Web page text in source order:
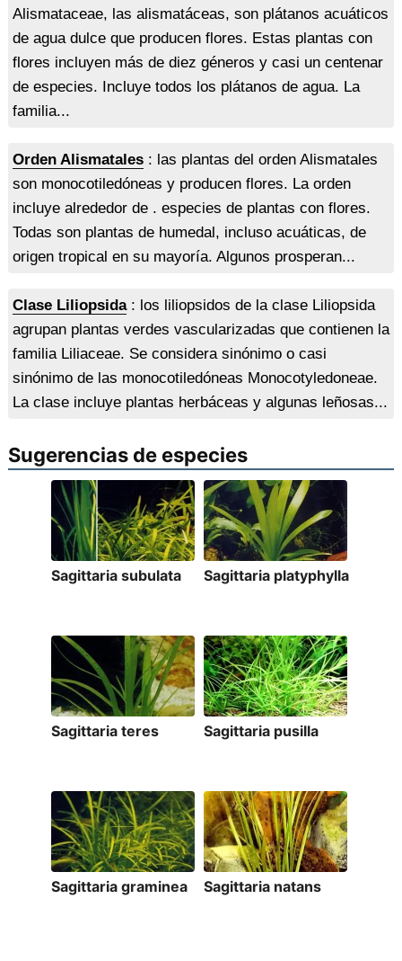
Alismataceae, las alismatáceas, son plátanos acuáticos
de agua dulce que producen flores. Estas plantas con
flores incluyen más de diez géneros y casi un centenar
de especies. Incluye todos los plátanos de agua. La
familia...
Orden Alismatales: las plantas del orden Alismatales
son monocotiledóneas y producen flores. La orden
incluye alrededor de . especies de plantas con flores.
Todas son plantas de humedal, incluso acuáticas, de
origen tropical en su mayoría. Algunos prosperan...
Clase Liliopsida: los liliopsidos de la clase Liliopsida
agrupan plantas verdes vascularizadas que contienen la
familia Liliaceae. Se considera sinónimo o casi
sinónimo de las monocotiledóneas Monocotyledoneae.
La clase incluye plantas herbáceas y algunas leñosas...
Sugerencias de especies
Sagittaria subulata Sagittaria platyphylla
Sagittaria teres Sagittaria pusilla
Sagittaria graminea Sagittaria natans